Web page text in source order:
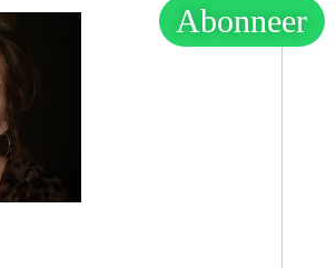
Abonneer